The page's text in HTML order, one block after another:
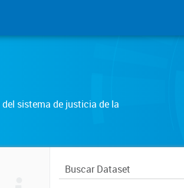
sistema de justicia de la